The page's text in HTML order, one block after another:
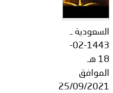
السعودية ـ
1443-02-
18 هـ
الموافق
25/09/2021